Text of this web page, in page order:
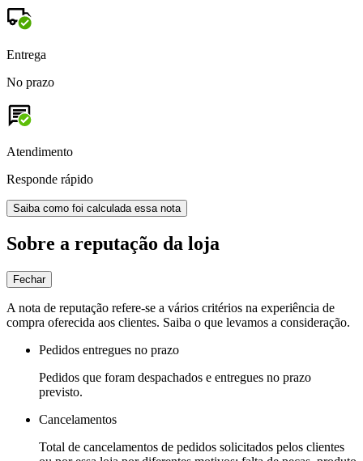
Entrega
No prazo
Atendimento
Responde rápido
Saiba como foi calculada essa nota
Sobre a reputação da loja
Fechar
A nota de reputação refere-se a vários critérios na experiência de
compra oferecida aos clientes. Saiba o que levamos a consideração.
Pedidos entregues no prazo
Pedidos que foram despachados e entregues no prazo
previsto.
Cancelamentos
Total de cancelamentos de pedidos solicitados pelos clientes